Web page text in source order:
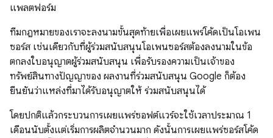
แพลตฟอร์ม
ทีมกฎหมายของเราจะลงนามขั้นสุดท้ายเพื่อเผยแพร่โค้ดเป็นโอเพน
ซอร์ส เช่นเดียวกับที่ผู้ร่วมสนับสนุนโอเพนซอร์สต้องลงนามในข้อ
ตกลงใบอนุญาตผู้ร่วมสนับสนุน เพื่อรับรองความเป็นเจ้าของ
ทรัพย์สินทางปัญญาของ ผลงานที่ร่วมสนับสนุน Google ก็ต้อง
ยืนยันว่าแหล่งที่มาได้รับอนุญาตให้ ร่วมสนับสนุนได้
โดยปกติแล้วกระบวนการเผยแพร่ซอฟต์แวร์จะใช้เวลาประมาณ 1
เดือนนับตั้งแต่เริ่มการผลิตจำนวนมาก ดังนั้นการเผยแพร่ซอร์สโค้ด